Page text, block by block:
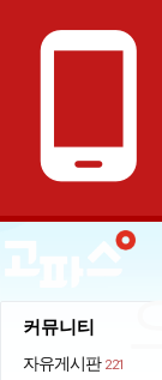
phone_android
커뮤니티
자유게시판 221